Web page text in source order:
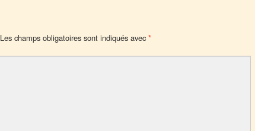
Les champs obligatoires sont indiqués avec *